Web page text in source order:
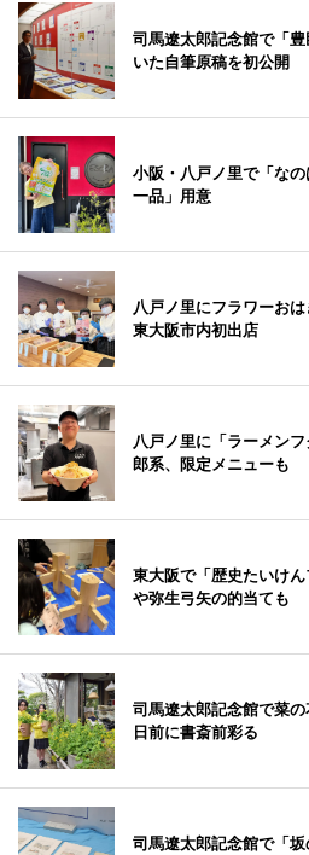
司馬遼太郎記念館で「
いた自筆原稿を初公開
小阪・八戸ノ里で「な
一品」用意
八戸ノ里にフラワーお
東大阪市内初出店
八戸ノ里に「ラーメン
郎系、限定メニューも
東大阪で「歴史たいけ
や弥生弓矢の的当ても
司馬遼太郎記念館で菜
日前に書斎前彩る
司馬遼太郎記念館で「